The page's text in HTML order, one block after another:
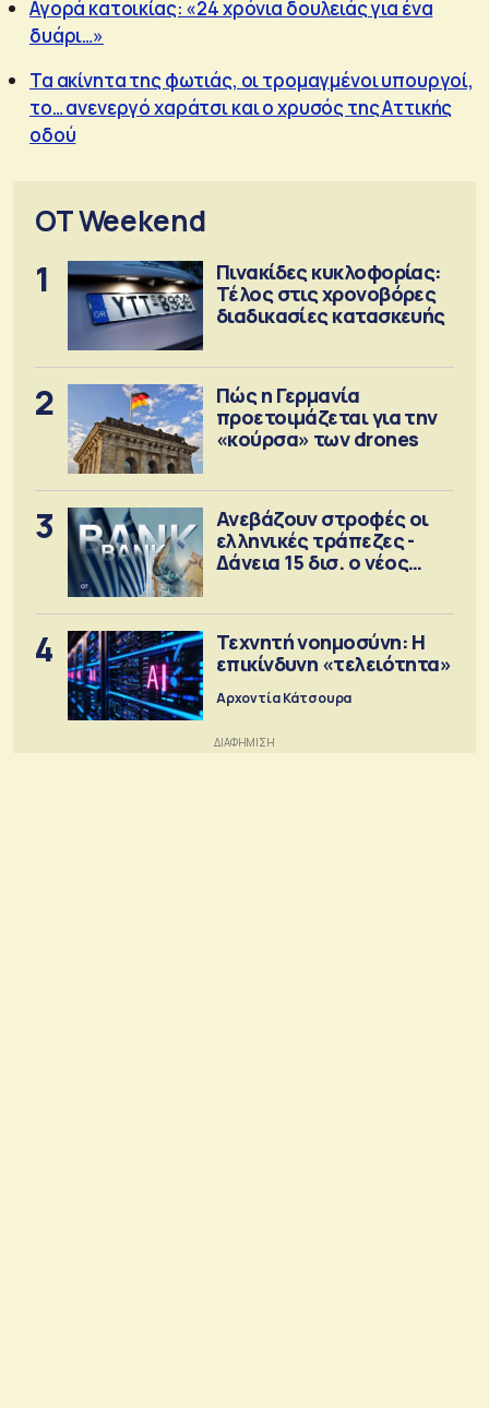
Αγορά κατοικίας: «24 χρόνια δουλειάς για ένα
δυάρι…»
Τα ακίνητα της φωτιάς, οι τρομαγμένοι υπουργοί,
το… ανενεργό χαράτσι και ο χρυσός της Αττικής
οδού
OT Weekend
1
Πινακίδες κυκλοφορίας:
Τέλος στις χρονοβόρες
διαδικασίες κατασκευής
2
Πώς η Γερμανία
προετοιμάζεται για την
«κούρσα» των drones
3
Ανεβάζουν στροφές οι
ελληνικές τράπεζες -
Δάνεια 15 δισ. ο νέος
4
Τεχνητή νοημοσύνη: Η
επικίνδυνη «τελειότητα»
Αρχοντία Κάτσουρα